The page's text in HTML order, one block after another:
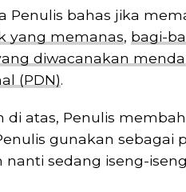
Penulis bahas jika
yang memanas, bagi-
diwacanakan
(PDN).
di atas, Penulis
gunakan sebagai
sedang iseng-